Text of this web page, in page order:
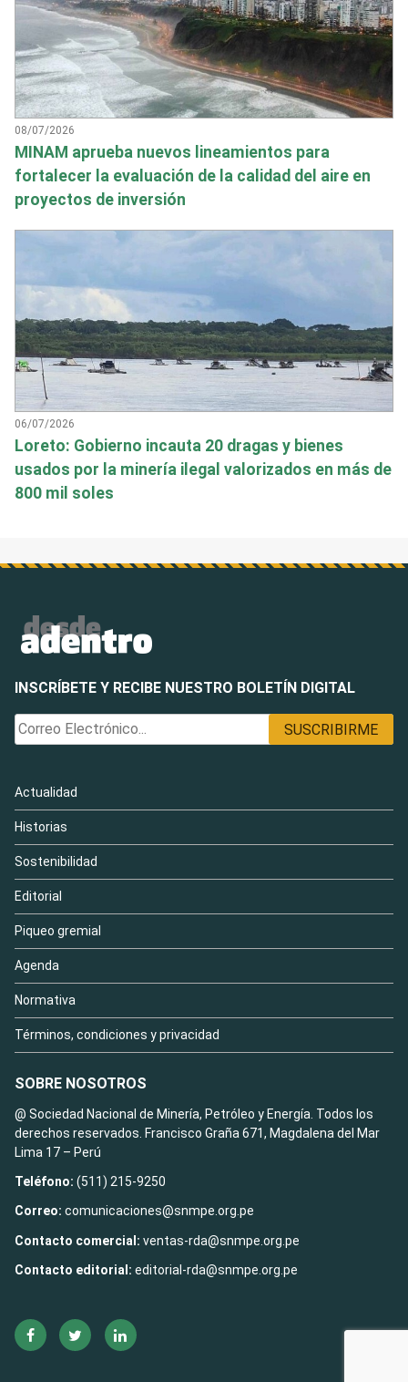
08/07/2026
MINAM aprueba nuevos lineamientos para
fortalecer la evaluación de la calidad del aire en
proyectos de inversión
06/07/2026
Loreto: Gobierno incauta 20 dragas y bienes
usados por la minería ilegal valorizados en más de
800 mil soles
INSCRÍBETE Y RECIBE NUESTRO BOLETÍN DIGITAL
Actualidad
Historias
Sostenibilidad
Editorial
Piqueo gremial
Agenda
Normativa
Términos, condiciones y privacidad
SOBRE NOSOTROS
@ Sociedad Nacional de Minería, Petróleo y Energía. Todos los
derechos reservados. Francisco Graña 671, Magdalena del Mar
Lima 17 – Perú
Teléfono: (511) 215-9250
Correo: comunicaciones@snmpe.org.pe
Contacto comercial: ventas-rda@snmpe.org.pe
Contacto editorial: editorial-rda@snmpe.org.pe